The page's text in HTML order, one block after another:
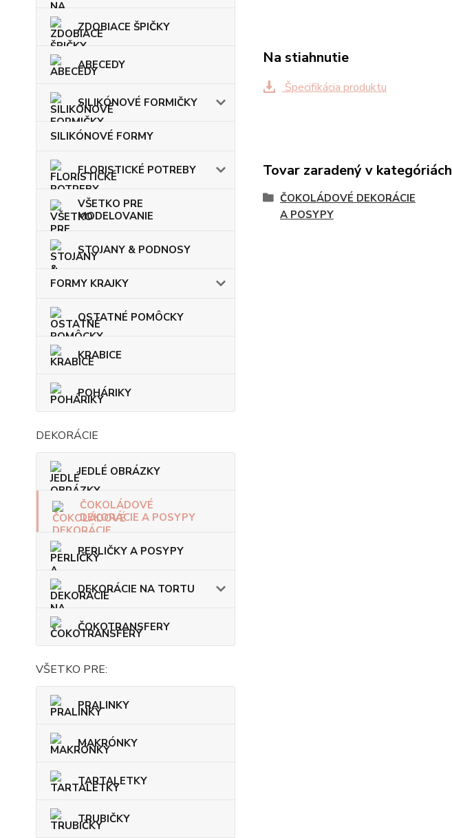
ZDOBIACE ŠPIČKY
ABECEDY
SILIKÓNOVÉ FORMIČKY
SILIKÓNOVÉ FORMY
FLORISTICKÉ POTREBY
VŠETKO PRE
MODELOVANIE
STOJANY & PODNOSY
FORMY KRAJKY
OSTATNÉ POMÔCKY
KRABICE
POHÁRIKY
DEKORÁCIE
JEDLÉ OBRÁZKY
ČOKOLÁDOVÉ
DEKORÁCIE A POSYPY
PERLIČKY A POSYPY
DEKORÁCIE NA TORTU
ČOKOTRANSFERY
VŠETKO PRE:
PRALINKY
MAKRÓNKY
TARTALETKY
TRUBIČKY
Na stiahnutie
Špecifikácia produktu
Tovar zaradený v kategóriách
ČOKOLÁDOVÉ DEKORÁCIE
A POSYPY